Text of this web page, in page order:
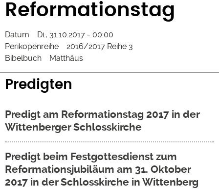
Reformationstag
Datum
Di., 31.10.2017 - 00:00
Perikopenreihe
2016/2017 Reihe 3
Bibelbuch
Matthäus
Predigten
Predigt am Reformationstag 2017 in der
Wittenberger Schlosskirche
Predigt beim Festgottesdienst zum
Reformationsjubiläum am 31. Oktober
2017 in der Schlosskirche in Wittenberg